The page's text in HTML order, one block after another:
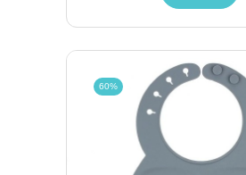
60%